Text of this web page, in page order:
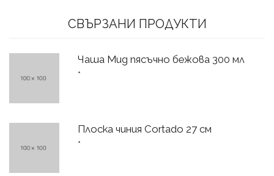
СВЪРЗАНИ ПРОДУКТИ
Чаша Mug пясъчно бежова 300 мл
*
Плоска чиния Cortado 27 см
*